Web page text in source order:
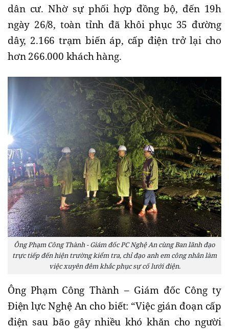
dân cư. Nhờ sự phối hợp đồng bộ, đến 19h
ngày 26/8, toàn tỉnh đã khôi phục 35 đường
dây, 2.166 trạm biến áp, cấp điện trở lại cho
hơn 266.000 khách hàng.
Ông Phạm Công Thành - Giám đốc PC Nghệ An cùng Ban lãnh đạo
trực tiếp đến hiện trường kiểm tra, chỉ đạo anh em công nhân làm
việc xuyên đêm khắc phục sự cố lưới điện.
Ông Phạm Công Thành – Giám đốc Công ty
Điện lực Nghệ An cho biết: “Việc gián đoạn cấp
điện sau bão gây nhiều khó khăn cho người